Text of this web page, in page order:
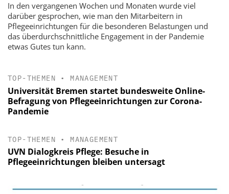
In den vergangenen Wochen und Monaten wurde viel
darüber gesprochen, wie man den Mitarbeitern in
Pflegeeinrichtungen für die besonderen Belastungen und
das überdurchschnittliche Engagement in der Pandemie
etwas Gutes tun kann.
TOP-THEMEN • MANAGEMENT
Universität Bremen startet bundesweite Online-
Befragung von Pflegeeinrichtungen zur Corona-
Pandemie
TOP-THEMEN • MANAGEMENT
UVN Dialogkreis Pflege: Besuche in
Pflegeeinrichtungen bleiben untersagt